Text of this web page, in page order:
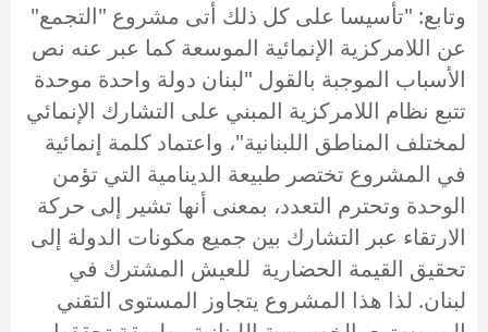
وتابع: "تأسيسا على كل ذلك أتى مشروع "التجمع"
عن اللامركزية الإنمائية الموسعة كما عبر عنه نص
الأسباب الموجبة بالقول "لبنان دولة واحدة موحدة
تتبع نظام اللامركزية المبني على التشارك الإنمائي
لمختلف المناطق اللبنانية"، واعتماد كلمة إنمائية
في المشروع تختصر طبيعة الدينامية التي تؤمن
الوحدة وتحترم التعدد، بمعنى أنها تشير إلى حركة
الارتقاء عبر التشارك بين جميع مكونات الدولة إلى
تحقيق القيمة الحضارية للعيش المشترك في
لبنان. لذا هذا المشروع يتجاوز المستوى التقني